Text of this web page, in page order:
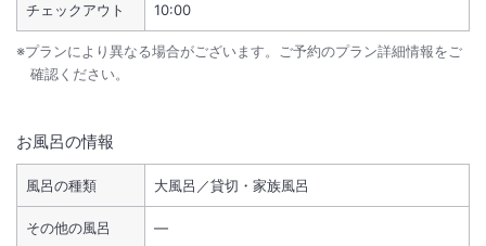
チェックアウト 10:00
※プランにより異なる場合がございます。ご予約のプラン詳細情報をご
確認ください。
お風呂の情報
風呂の種類 大風呂／貸切・家族風呂
その他の風呂 ―